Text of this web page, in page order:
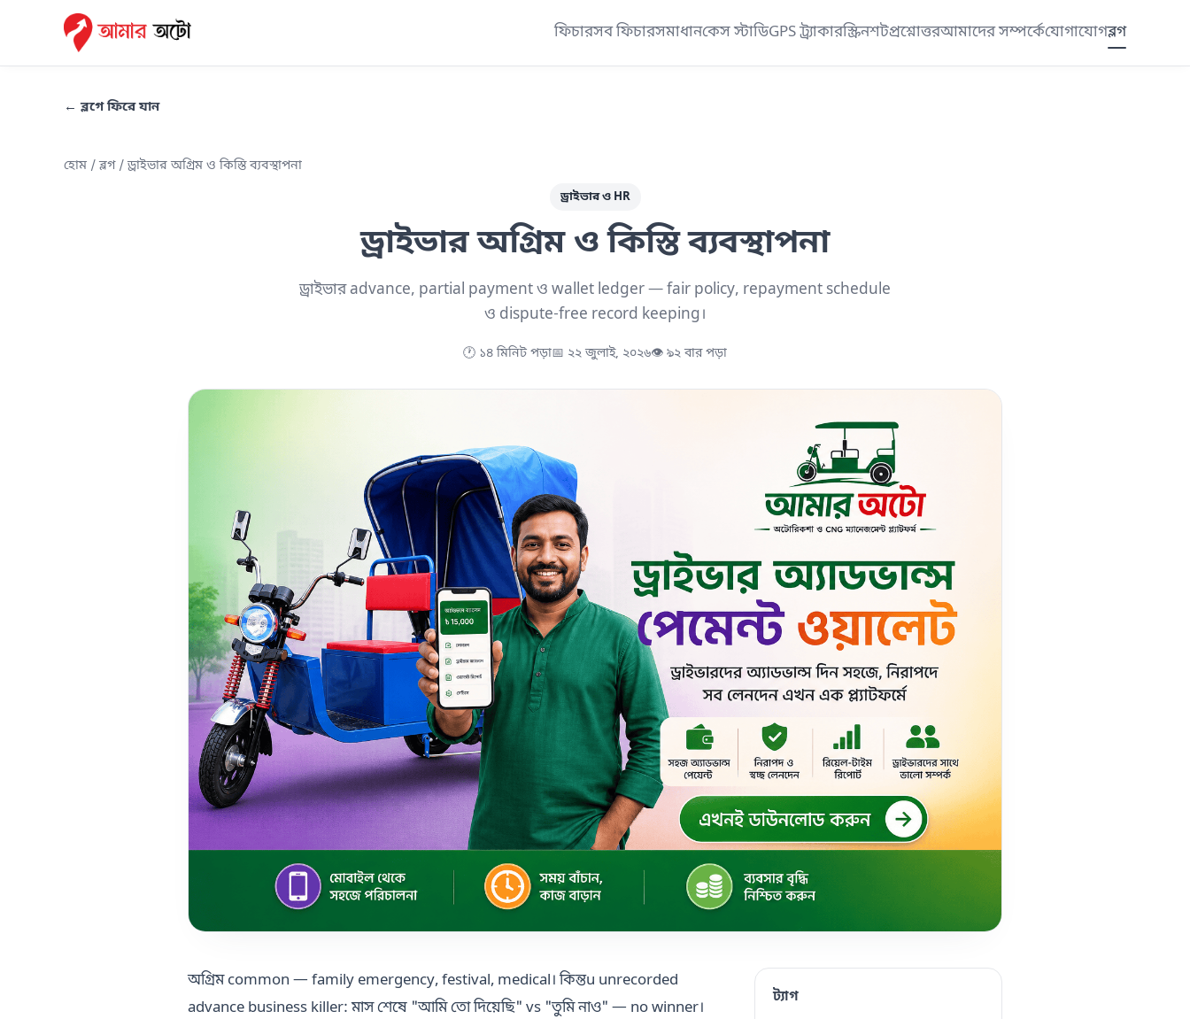
ফিচারসব ফিচারসমাধানকেস স্টাডিGPS ট্র্যাকারস্ক্রিনশটপ্রশ্নোত্তরআমাদের সম্পর্কেযোগাযোগব্লগ
← ব্লগে ফিরে যান
হোম / ব্লগ/ ড্রাইভার অগ্রিম ও কিস্তি ব্যবস্থাপনা
ড্রাইভার ও HR
ড্রাইভার অগ্রিম ও কিস্তি ব্যবস্থাপনা
ড্রাইভার advance, partial payment ও wallet ledger — fair policy, repayment schedule
ও dispute-free record keeping।
🕐 ১৪ মিনিট পড়া📅 ২২ জুলাই, ২০২৬👁 ৯২ বার পড়া
অগ্রিম common — family emergency, festival, medical। কিন্তu unrecorded
advance business killer: মাস শেষে "আমি তো দিয়েছি" vs "তুমি নাও" — no winner।
ট্যাগ